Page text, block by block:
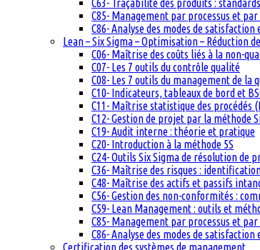
C63- Traçabilité des produits :
C85- Management par processus et
C86- Analyse des modes de
Lean – Six Sigma – Optimisation – Réduction
C06- Maîtrise des coûts liés à la non-
C07- Les 7 outils du contrôle qualité
C08- Les 7 outils du management de la
C10- Indicateurs, tableaux de bord et
C11- Maîtrise statistique des procédés
C12- Gestion de projet par la méthode
C19- Audit interne : théorie et pratique
C20- Introduction à la méthode 5S
C24- Outils Six Sigma de résolution de
C36- Maîtrise des risques :
C48- Maîtrise des actifs et passifs
C56- Gestion des non-conformités :
C59- Lean Management : outils et
C85- Management par processus et
C86- Analyse des modes de
Certification des systèmes de management